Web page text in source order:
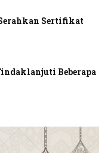
Sertifikat
Beberapa